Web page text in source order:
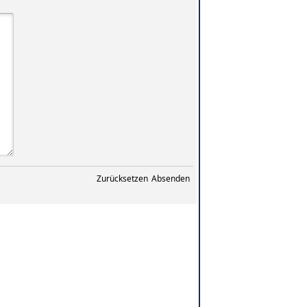
Zurücksetzen Absenden